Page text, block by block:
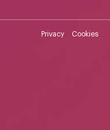
Privacy Cookies